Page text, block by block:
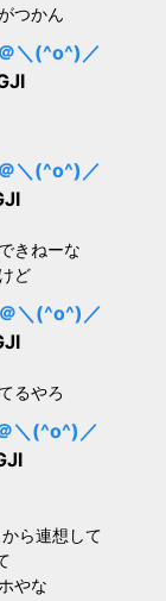
つかん
＼(^o^)／
＼(^o^)／
きねーな
ど
＼(^o^)／
るやろ
＼(^o^)／
ら連想して
やな